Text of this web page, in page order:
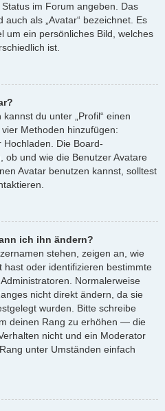
im Forum angeben. Das
als „Avatar“ bezeichnet. Es
um ein persönliches Bild, welches
ist.
du unter „Profil“ einen
Methoden hinzufügen:
Die Board-
ob und wie die Benutzer Avatare
Avatar benutzen kannst, solltest
ich ihn ändern?
stehen, zeigen an, wie
hast oder identifizieren bestimmte
Normalerweise
nicht direkt ändern, da sie
wurden. Bitte schreibe
deinen Rang zu erhöhen — die
nicht und ein Moderator
unter Umständen einfach